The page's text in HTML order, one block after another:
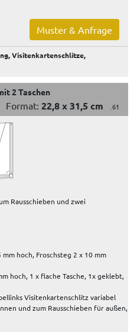
Muster & Anfrage
Visitenkartenschlitze,
2 Taschen
Format: 22,8 x 31,5 cm .61
Rausschieben und zwei
hoch, Froschsteg 2 x 10 mm
hoch, 1 x flache Tasche, 1x geklebt,
Visitenkartenschlitz variabel
und zum Rausschieben für außen,